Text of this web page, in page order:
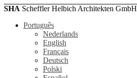
SHA Scheffler Helbich Architekten GmbH
Português
Nederlands
English
Français
Deutsch
Polski